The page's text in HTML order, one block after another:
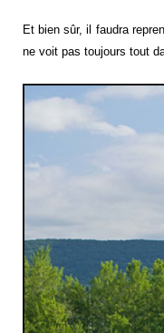
Et bien sûr, il faudra
ne voit pas toujours tout